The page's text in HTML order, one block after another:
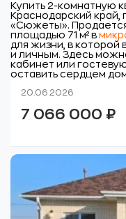
Купить 2-комнатную
Краснодарский
«Сюжеты».
площадью 71 м² в
для жизни, в
и личным. Здесь
кабинет или
оставить сердцем
20.06.2026
7 066 000 ₽